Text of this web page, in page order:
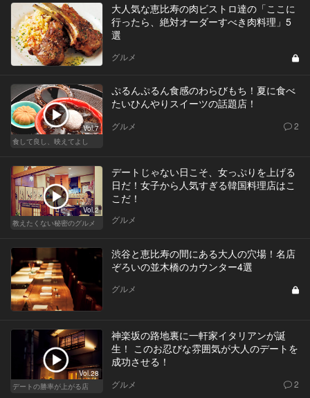
大人気な恵比寿の肉ビストロ達の「ここに
行ったら、絶対オーダーすべき肉料理」5
選
グルメ
Vol.7
食して良し、映えてよし
ぷるんぷるん食感のわらびもち！夏に食べ
たいひんやりスイーツの話題店！
グルメ 2
Vol.2
教えたくない秘密のグルメ
デートじゃない日こそ、女っぷりを上げる
日だ！女子から人気すぎる韓国料理店はこ
こだ！
グルメ
渋谷と恵比寿の間にある大人の穴場！名店
ぞろいの並木橋のカウンター4選
グルメ
Vol.28
デートの勝率が上がる店
神楽坂の路地裏に一軒家イタリアンが誕
生！ このお忍びな雰囲気が大人のデートを
成功させる！
グルメ 2